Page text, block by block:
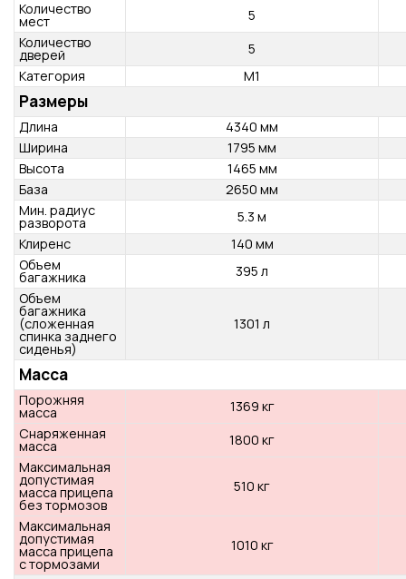
Макс. крутящий
момент
Maksimaalse
pöördemomendi
pöörete arv
4000 об/мин
Коробка
передач
Ведущий мост Передний привод
Тип кузова
Тип
Хэтчбек
Количество
мест
Количество
дверей 5
Категория M1
Размеры
Длина
Ширина
Высота
1465 мм
База
2650 мм
Мин. радиус
разворота
5.3 м
Клиренс
Объем
багажника
Объем
багажника
(сложенная